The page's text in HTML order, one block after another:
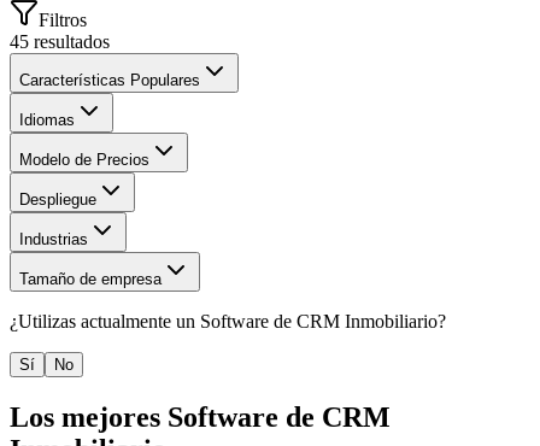
Filtros
45 resultados
Características Populares
Idiomas
Modelo de Precios
Despliegue
Industrias
Tamaño de empresa
¿Utilizas actualmente un Software de CRM Inmobiliario?
Sí No
Los mejores Software de CRM